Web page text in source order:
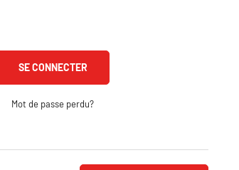
Mot de passe perdu?